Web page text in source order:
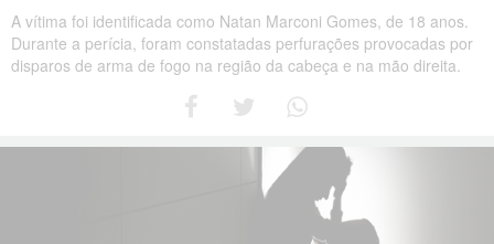
A vítima foi identificada como Natan Marconi Gomes, de 18 anos.
Durante a perícia, foram constatadas perfurações provocadas por
disparos de arma de fogo na região da cabeça e na mão direita.